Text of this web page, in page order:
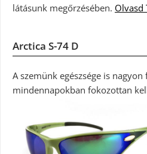
látásunk megőrzésében. Olvasd
Arctica S-74 D
A szemünk egészsége is nagyon
mindennapokban fokozottan